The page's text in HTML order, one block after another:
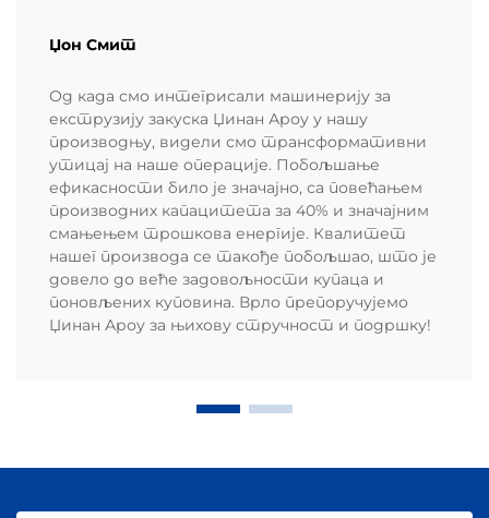
Џон Смит
Од када смо интегрисали машинерију за
екструзију закуска Џинан Ароу у нашу
производњу, видели смо трансформативни
утицај на наше операције. Побољшање
ефикасности било је значајно, са повећањем
производних капацитета за 40% и значајним
смањењем трошкова енергије. Квалитет
нашег производа се такође побољшао, што је
довело до веће задовољности купаца и
поновљених куповина. Врло препоручујемо
Џинан Ароу за њихову стручност и подршку!